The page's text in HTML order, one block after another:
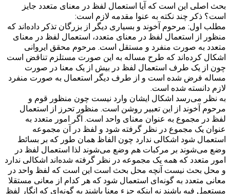
بحث اصلی این است که آیا استعمال لفظ در معنای متعدد جایز
است؟ ذکر چند نکته به عنوا مقدمه لازم است:
مطلب اول: مرحوم آخوند و بسیاری دیگر از بزرگان تذکر داده‌اند که
منظور از استعمال لفظ در معنای متعدد، استعمال لفظ در معنای
متعدد به صورت منفرد و مستقل است. مرحوم محقق ایروانی
اشکال کرده‌اند که طرح مساله به این صورت مستلزم تناقض است
چون از یک طرف استعمال لفظ در بیش از یک معنا در صورت
مساله فرض شده است و از طرف دیگر استعمال به صورت منفرد
لازم دانسته شده است.
به نظر می‌رسد اشکال ایشان وارد نیست چون منظور قوم و
مرحوم آخوند از این تعبیر روشن است. منظور تحرز از استعمال
لفظ در مجموع به عنوان معنای واحد است. اگر امور متعدد به
عنوان یک مجموع در نظر گرفته شود و لفظ در آن مجموعه
استعمال شود اشکالی ندارد چون الفاظ همان طور که بر بسائط
وضع می‌شوند بر مرکبات هم وضع می‌شوند لذا استعمال لفظ در
امور متعدد که همه یک مجموعه در نظر گرفته شده‌اند اشکالی ندارد
و محل بحث نیست آنچه محل بحث است این است که لفظ واحد در
معانی متعدد به گونه‌ای استعمال شود که هر کدام از معانی مستقلا
مستعمل فیه باشند نه اینکه جزء معنا باشند به گونه‌ای که انگار لفظ